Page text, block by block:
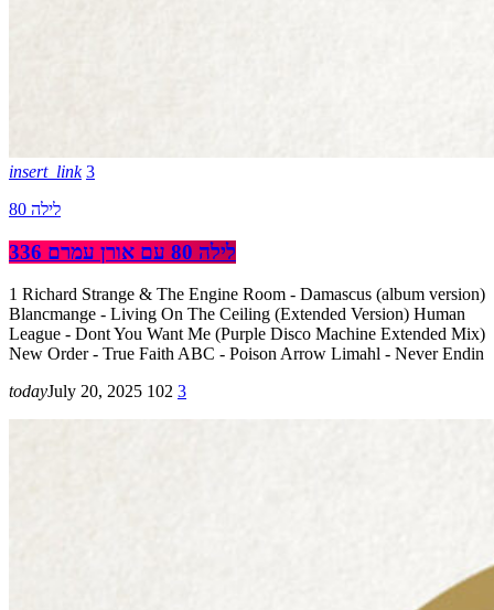
insert_link 3
לילה 80
לילה 80 עם אורן עמרם 336
1 Richard Strange & The Engine Room - Damascus (album version)
Blancmange - Living On The Ceiling (Extended Version) Human
League - Dont You Want Me (Purple Disco Machine Extended Mix)
New Order - True Faith ABC - Poison Arrow Limahl - Never Endin
todayJuly 20, 2025 102 3